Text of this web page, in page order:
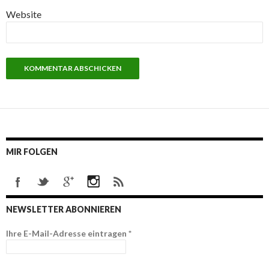
Website
MIR FOLGEN
NEWSLETTER ABONNIEREN
Ihre E-Mail-Adresse eintragen *